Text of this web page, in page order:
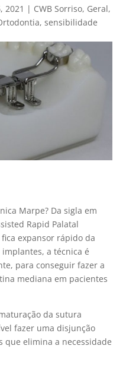
2021 | CWB Sorriso, Geral,
, sensibilidade
Marpe? Da sigla em
Rapid Palatal
expansor rápido da
a técnica é
para conseguir fazer a
mediana em pacientes
da sutura
fazer uma disjunção
que elimina a necessidade